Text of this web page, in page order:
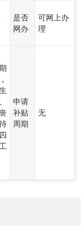
是否
网办
可网上办
理
申请
补贴
周期
无